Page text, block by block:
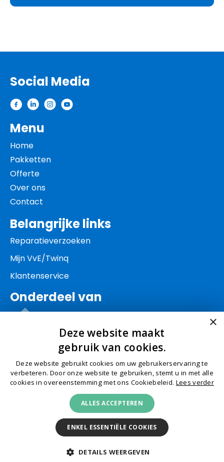
Contactinformatie
Social Media
Menu
Home
Pakketten
Offerte
Over ons
Contact
Belangrijke links
Reparatieverzoeken
Mijn VvE/Twinq
Klantenservice
Onderdeel van
© Schep 2026 Algemene voorwaarden Privacy
Klachtenafhandeling Toegankelijkheid
KVK 27151966
Logo NEVAP Logo VMN
×
Deze website maakt
gebruik van cookies.
Deze website gebruikt cookies om uw gebruikerservaring te
verbeteren. Door onze website te gebruiken, stemt u in met alle
cookies in overeenstemming met ons Cookiebeleid. Lees verder
ALLES ACCEPTEREN
ENKEL ESSENTIËLE COOKIES
DETAILS WEERGEVEN